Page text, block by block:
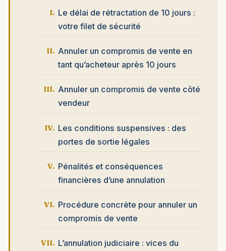
Le délai de rétractation de 10 jours :
votre filet de sécurité
Annuler un compromis de vente en
tant qu’acheteur après 10 jours
Annuler un compromis de vente côté
vendeur
Les conditions suspensives : des
portes de sortie légales
Pénalités et conséquences
financières d’une annulation
Procédure concrète pour annuler un
compromis de vente
L’annulation judiciaire : vices du